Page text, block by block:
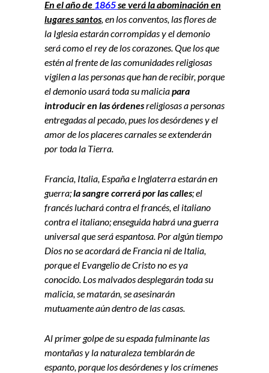
En el año de 1865se verá la abominación en
lugares santos , en los conventos, las flores de
la Iglesia estarán corrompidas y el demonio
será como el rey de los corazones. Que los que
estén al frente de las comunidades religiosas
vigilen a las personas que han de recibir, porque
el demonio usará toda su maliciapara
introducir en las órdenesreligiosas a personas
entregadas al pecado, pues los desórdenes y el
amor de los placeres carnales se extenderán
por toda la Tierra.
Francia, Italia, España e Inglaterra estarán en
guerra;la sangre correrá por las calles; el
francés luchará contra el francés, el italiano
contra el italiano; enseguida habrá una guerra
universal que será espantosa. Por algún tiempo
Dios no se acordará de Francia ni de Italia,
porque el Evangelio de Cristo no es ya
conocido. Los malvados desplegarán toda su
malicia, se matarán, se asesinarán
mutuamente aún dentro de las casas.
Al primer golpe de su espada fulminante las
montañas y la naturaleza temblarán de
espanto, porque los desórdenes y los crímenes